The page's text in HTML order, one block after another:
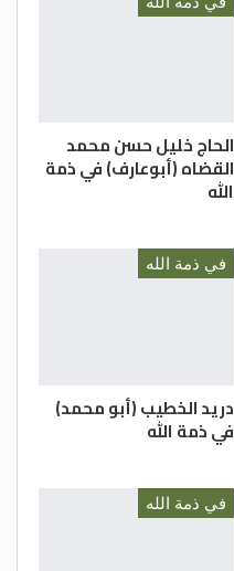
الحاج خليل حسن محمد
القضاه (أبوعارف) في ذمة
الله
في ذمة الله
دريد الخطيب (أبو محمد)
في ذمة الله
في ذمة الله